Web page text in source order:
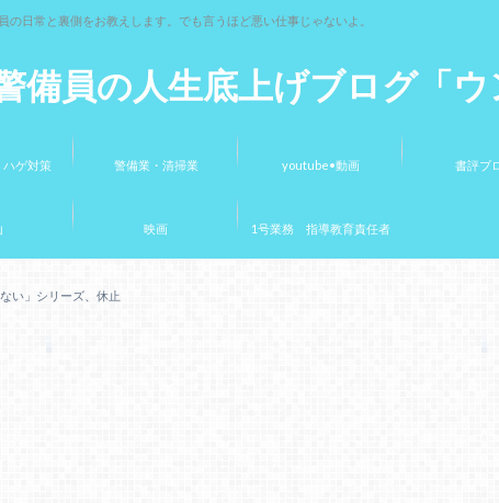
備員の人生底上げブログ「ウ
日常と裏側をお教えします。でも言うほど悪い仕事じゃないよ。
ハゲ対策 警備業・清掃業 youtube•動画 書評ブ
映画 1号業務 指導教育責任者
い」シリーズ、休止